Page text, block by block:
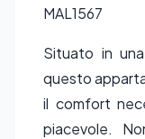
MAL1567
Situato in
questo
il comfort
piacevole.